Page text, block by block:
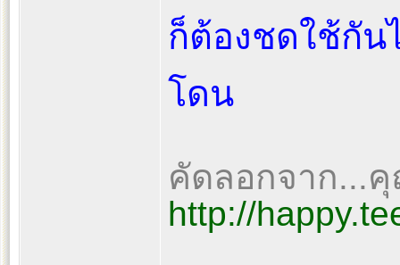
ก็ต้องชดใช้กัน
โดน
คัดลอกจาก...
http://